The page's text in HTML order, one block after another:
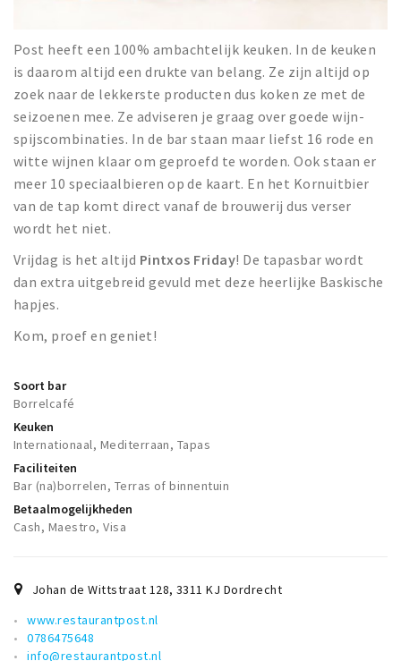
Post heeft een 100% ambachtelijk keuken. In de keuken
is daarom altijd een drukte van belang. Ze zijn altijd op
zoek naar de lekkerste producten dus koken ze met de
seizoenen mee. Ze adviseren je graag over goede wijn-
spijscombinaties. In de bar staan maar liefst 16 rode en
witte wijnen klaar om geproefd te worden. Ook staan er
meer 10 speciaalbieren op de kaart. En het Kornuitbier
van de tap komt direct vanaf de brouwerij dus verser
wordt het niet.
Vrijdag is het altijd Pintxos Friday! De tapasbar wordt
dan extra uitgebreid gevuld met deze heerlijke Baskische
hapjes.
Kom, proef en geniet!
Soort bar
Borrelcafé
Keuken
Internationaal, Mediterraan, Tapas
Faciliteiten
Bar (na)borrelen, Terras of binnentuin
Betaalmogelijkheden
Cash, Maestro, Visa
Johan de Wittstraat 128, 3311 KJ Dordrecht
www.restaurantpost.nl
0786475648
info@restaurantpost.nl